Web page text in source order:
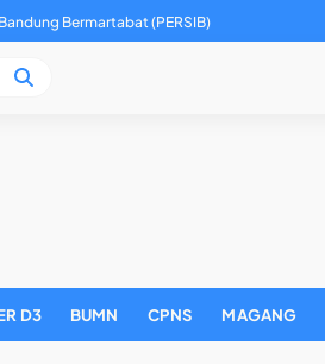
Bermartabat (PERSIB)
D3 BUMN CPNS MAGANG